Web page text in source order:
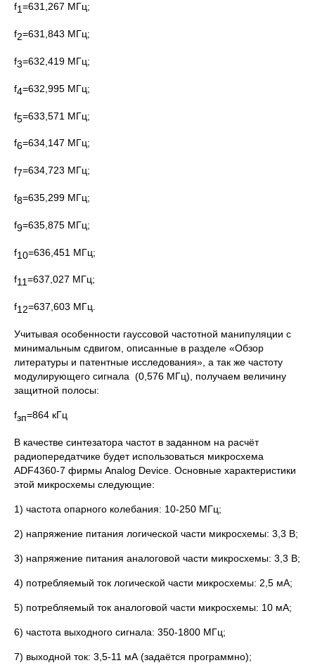
f1=631,267 МГц;
f2=631,843 МГц;
f3=632,419 МГц;
f4=632,995 МГц;
f5=633,571 МГц;
f6=634,147 МГц;
f7=634,723 МГц;
f8=635,299 МГц;
f9=635,875 МГц;
f10=636,451 МГц;
f11=637,027 МГц;
f12=637,603 МГц.
Учитывая особенности гауссовой частотной манипуляции с
минимальным сдвигом, описанные в разделе «Обзор
литературы и патентные исследования», а так же частоту
модулирующего сигнала (0,576 МГц), получаем величину
защитной полосы:
fзп=864 кГц
В качестве синтезатора частот в заданном на расчёт
радиопередатчике будет использоваться микросхема
ADF4360-7 фирмы Analog Device. Основные характеристики
этой микросхемы следующие:
1) частота опарного колебания: 10-250 МГц;
2) напряжение питания логической части микросхемы: 3,3 В;
3) напряжение питания аналоговой части микросхемы: 3,3 В;
4) потребляемый ток логической части микросхемы: 2,5 мА;
5) потребляемый ток аналоговой части микросхемы: 10 мА;
6) частота выходного сигнала: 350-1800 МГц;
7) выходной ток: 3,5-11 мА (задаётся программно);